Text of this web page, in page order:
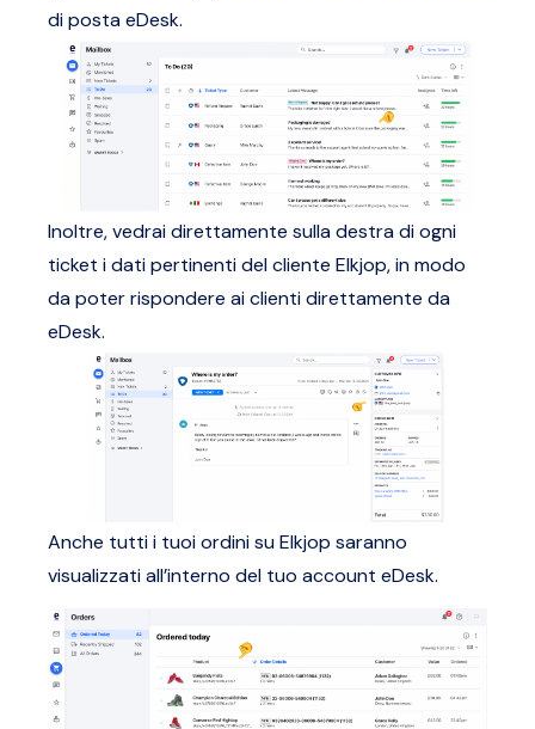
di posta eDesk.
Inoltre, vedrai direttamente sulla destra di ogni
ticket i dati pertinenti del cliente Elkjop, in modo
da poter rispondere ai clienti direttamente da
eDesk.
Anche tutti i tuoi ordini su Elkjop saranno
visualizzati all’interno del tuo account eDesk.